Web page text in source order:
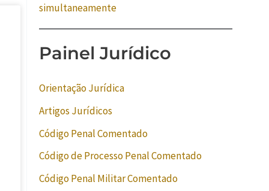
simultaneamente
Painel Jurídico
Orientação Jurídica
Artigos Jurídicos
Código Penal Comentado
Código de Processo Penal Comentado
Código Penal Militar Comentado